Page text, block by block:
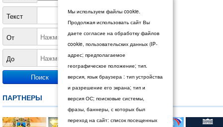
Текст
От
До
ПАРТНЕРЫ
Мы используем файлы cookie.
Продолжая использовать сайт Вы
даете согласие на обработку файлов
cookie, пользовательских данных (IP-
адрес; предполагаемое
географическое положение; тип.
версия, язык браузера : тип устройства
и разрешение его экрана; тип и
версия ОС; поисковые системы,
фразы, баннеры, с которых был
переход на сайт: список посещенных